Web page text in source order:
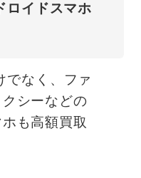
ロイドスマホ
でなく、ファ
シーなどの
も高額買取